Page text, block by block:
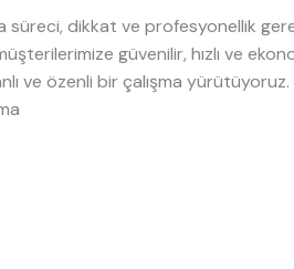
süreci, dikkat ve profesyonellik
güvenilir, hızlı ve
ve özenli bir çalışma